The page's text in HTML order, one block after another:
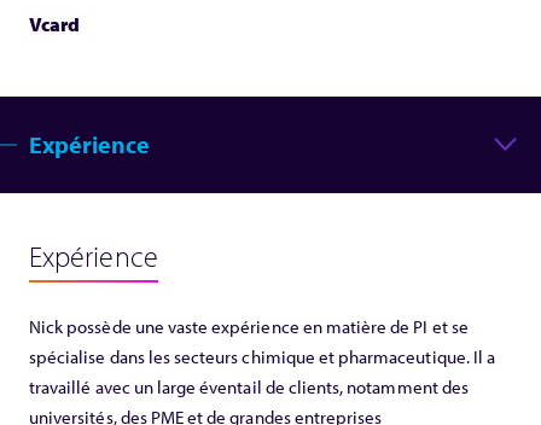
Vcard
Expérience
Expérience
Nick possède une vaste expérience en matière de PI et se
spécialise dans les secteurs chimique et pharmaceutique. Il a
travaillé avec un large éventail de clients, notamment des
universités, des PME et de grandes entreprises